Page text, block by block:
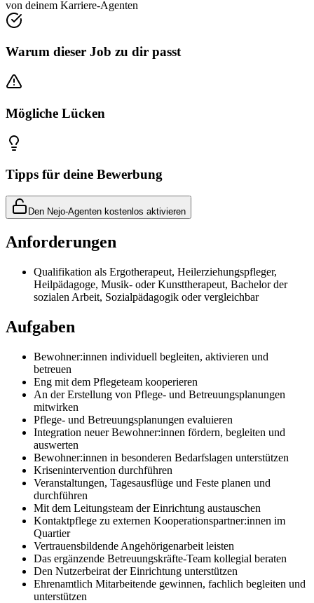
von deinem Karriere-Agenten
Warum dieser Job zu dir passt
Mögliche Lücken
Tipps für deine Bewerbung
Den Nejo-Agenten kostenlos aktivieren
Anforderungen
Qualifikation als Ergotherapeut, Heilerziehungspfleger,
Heilpädagoge, Musik- oder Kunsttherapeut, Bachelor der
sozialen Arbeit, Sozialpädagogik oder vergleichbar
Aufgaben
Bewohner:innen individuell begleiten, aktivieren und
betreuen
Eng mit dem Pflegeteam kooperieren
An der Erstellung von Pflege- und Betreuungsplanungen
mitwirken
Pflege- und Betreuungsplanungen evaluieren
Integration neuer Bewohner:innen fördern, begleiten und
auswerten
Bewohner:innen in besonderen Bedarfslagen unterstützen
Krisenintervention durchführen
Veranstaltungen, Tagesausflüge und Feste planen und
durchführen
Mit dem Leitungsteam der Einrichtung austauschen
Kontaktpflege zu externen Kooperationspartner:innen im
Quartier
Vertrauensbildende Angehörigenarbeit leisten
Das ergänzende Betreuungskräfte-Team kollegial beraten
Den Nutzerbeirat der Einrichtung unterstützen
Ehrenamtlich Mitarbeitende gewinnen, fachlich begleiten und
unterstützen